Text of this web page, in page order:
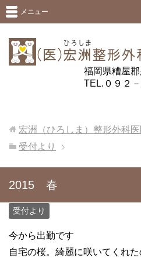
福岡県糟屋
TEL.０９２
メニュー
宏洲（ひろしま）整形外科医
受付より
2015 春
受付より
今から出勤です
自宅の桜。綺麗に咲いてくれ